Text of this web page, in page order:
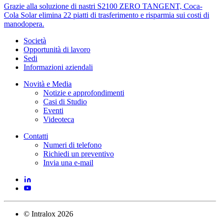
Grazie alla soluzione di nastri S2100 ZERO TANGENT, Coca-
Cola Solar elimina 22 piatti di trasferimento e risparmia sui costi di
manodopera.
Società
Opportunità di lavoro
Sedi
Informazioni aziendali
Novità e Media
Notizie e approfondimenti
Casi di Studio
Eventi
Videoteca
Contatti
Numeri di telefono
Richiedi un preventivo
Invia una e-mail
© Intralox 2026